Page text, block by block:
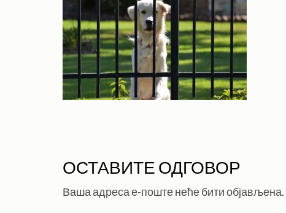
ОСТАВИТЕ ОДГОВОР
Ваша адреса е-поште неће бити објављена.